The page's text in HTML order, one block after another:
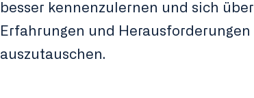
besser kennenzulernen und sich über
Erfahrungen und Herausforderungen
auszutauschen.